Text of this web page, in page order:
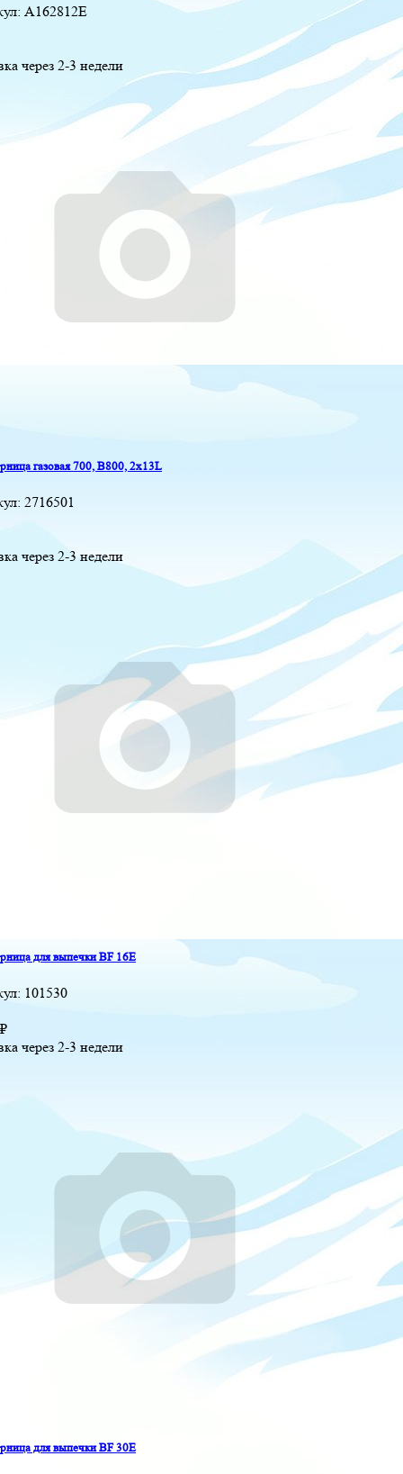
A162812E
через 2-3 недели
газовая 700, B800, 2x13L
2716501
через 2-3 недели
для выпечки BF 16E
101530
₽
через 2-3 недели
для выпечки BF 30E